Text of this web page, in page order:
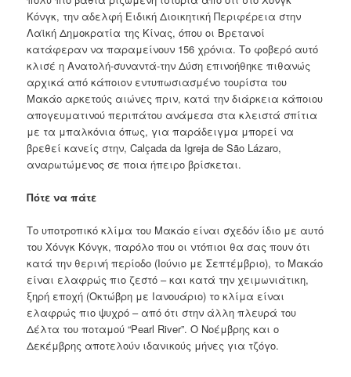
Κόνγκ, την αδελφή Ειδική Διοικητική Περιφέρεια στην
Λαϊκή Δημοκρατία της Κίνας, όπου οι Βρετανοί
κατάφεραν να παραμείνουν 156 χρόνια. Το φοβερό αυτό
κλισέ η Ανατολή-συναντά-την Δύση επινοήθηκε πιθανώς
αρχικά από κάποιον εντυπωσιασμένο τουρίστα του
Μακάο αρκετούς αιώνες πριν, κατά την διάρκεια κάποιου
απογευματινού περιπάτου ανάμεσα στα κλειστά σπίτια
με τα μπαλκόνια όπως, για παράδειγμα μπορεί να
βρεθεί κανείς στην, Calçada da Igreja de São Lázaro,
αναρωτώμενος σε ποια ήπειρο βρίσκεται.
Πότε να πάτε
Το υποτροπικό κλίμα του Μακάο είναι σχεδόν ίδιο με αυτό
του Χόνγκ Κόνγκ, παρόλο που οι ντόπιοι θα σας πουν ότι
κατά την θερινή περίοδο (Ιούνιο με Σεπτέμβριο), το Μακάο
είναι ελαφρώς πιο ζεστό – και κατά την χειμωνιάτικη,
ξηρή εποχή (Οκτώβρη με Ιανουάριο) το κλίμα είναι
ελαφρώς πιο ψυχρό – από ότι στην άλλη πλευρά του
Δέλτα του ποταμού “Pearl River”. Ο Νοέμβρης και ο
Δεκέμβρης αποτελούν ιδανικούς μήνες για τζόγο.